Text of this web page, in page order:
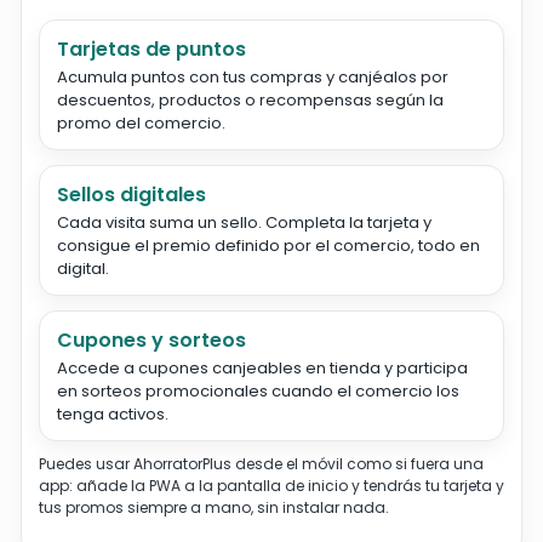
Tarjetas de puntos
Acumula puntos con tus compras y canjéalos por
descuentos, productos o recompensas según la
promo del comercio.
Sellos digitales
Cada visita suma un sello. Completa la tarjeta y
consigue el premio definido por el comercio, todo en
digital.
Cupones y sorteos
Accede a cupones canjeables en tienda y participa
en sorteos promocionales cuando el comercio los
tenga activos.
Puedes usar AhorratorPlus desde el móvil como si fuera una
app: añade la PWA a la pantalla de inicio y tendrás tu tarjeta y
tus promos siempre a mano, sin instalar nada.